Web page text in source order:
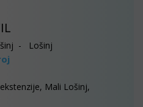
- Lošinj
Mali Lošinj,